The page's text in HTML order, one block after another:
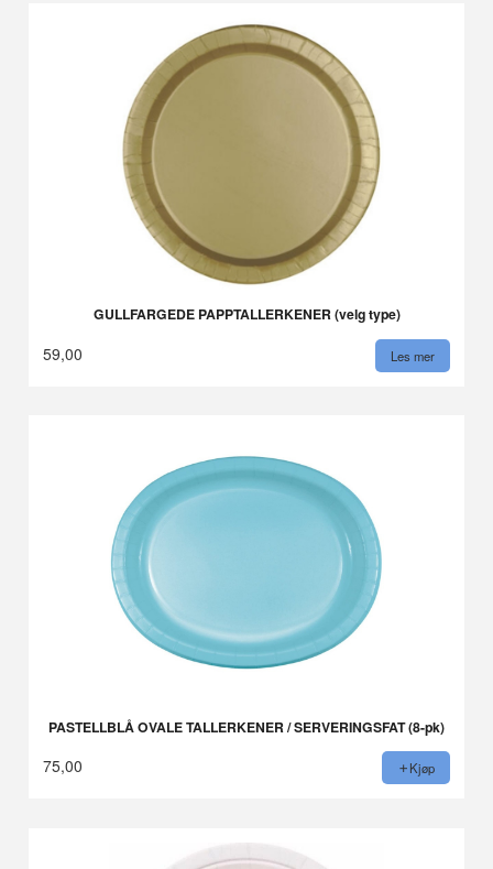
GULLFARGEDE PAPPTALLERKENER (velg type)
59,00 Les mer
PASTELLBLÅ OVALE TALLERKENER / SERVERINGSFAT (8-pk)
75,00 Kjøp